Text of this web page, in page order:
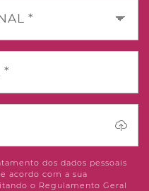
*
*
dos dados pessoais
acordo com a sua
o Regulamento Geral